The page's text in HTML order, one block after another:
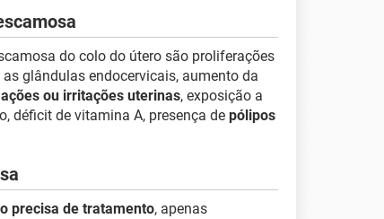
do colo do útero são proliferações
glândulas endocervicais, aumento da
ou irritações uterinas, exposição a
déficit de vitamina A, presença de pólipos
precisa de tratamento, apenas